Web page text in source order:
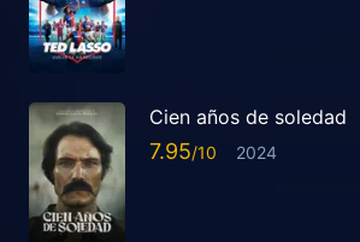
Cien años de soledad
7.95 2024